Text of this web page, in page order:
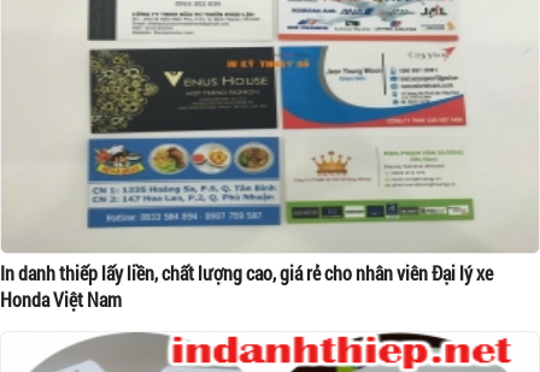
In danh thiếp lấy liền, chất lượng cao, giá rẻ cho nhân viên Đại lý xe
Honda Việt Nam